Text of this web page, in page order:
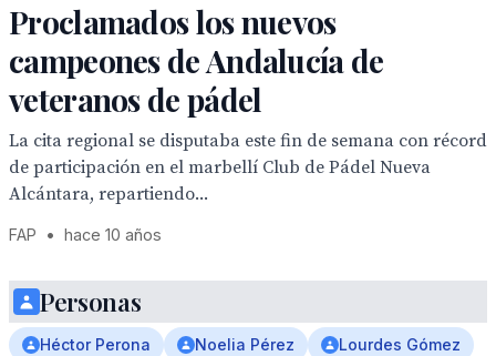
Proclamados los nuevos
campeones de Andalucía de
veteranos de pádel
La cita regional se disputaba este fin de semana con récord
de participación en el marbellí Club de Pádel Nueva
Alcántara, repartiendo...
FAP • hace 10 años
Personas
Héctor Perona Noelia Pérez
Lourdes Gómez